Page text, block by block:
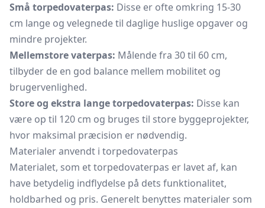
Små torpedovaterpas: Disse er ofte omkring 15-30
cm lange og velegnede til daglige huslige opgaver og
mindre projekter.
Mellemstore vaterpas: Målende fra 30 til 60 cm,
tilbyder de en god balance mellem mobilitet og
brugervenlighed.
Store og ekstra lange torpedovaterpas: Disse kan
være op til 120 cm og bruges til store byggeprojekter,
hvor maksimal præcision er nødvendig.
Materialer anvendt i torpedovaterpas
Materialet, som et torpedovaterpas er lavet af, kan
have betydelig indflydelse på dets funktionalitet,
holdbarhed og pris. Generelt benyttes materialer som